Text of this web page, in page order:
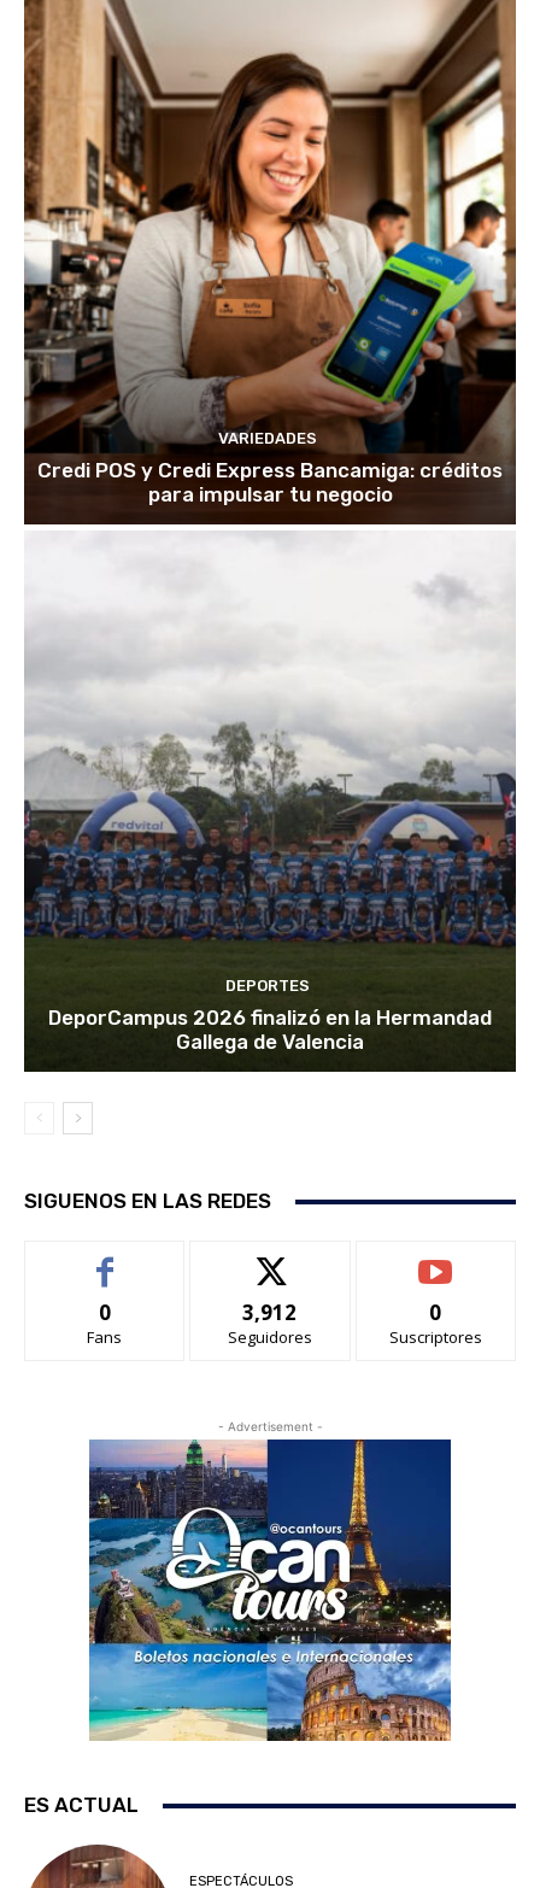
VARIEDADES
Credi POS y Credi Express Bancamiga: créditos
para impulsar tu negocio
DEPORTES
DeporCampus 2026 finalizó en la Hermandad
Gallega de Valencia
SIGUENOS EN LAS REDES
0
Fans
3,912
Seguidores
0
Suscriptores
- Advertisement -
ES ACTUAL
ESPECTÁCULOS